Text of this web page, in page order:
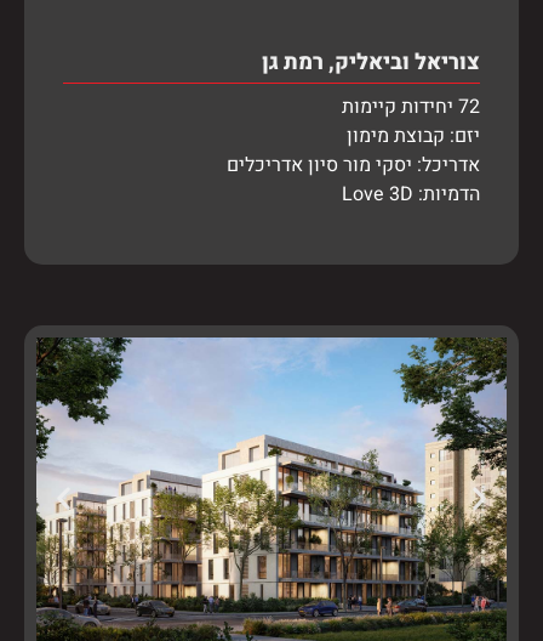
צוריאל וביאליק, רמת גן
72 יחידות קיימות
יזם: קבוצת מימון
אדריכל: יסקי מור סיון אדריכלים
הדמיות: Love 3D